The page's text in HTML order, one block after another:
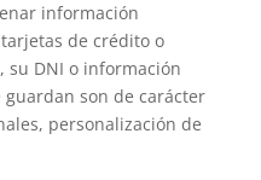
información
de crédito o
su DNI o información
guardan son de carácter
personalización de